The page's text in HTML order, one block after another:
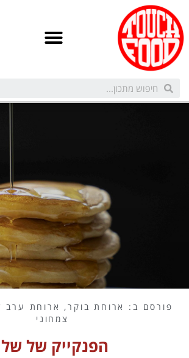
פורסם ב: ארוחת בוקר, ארוחת ערב
צמחוני
הפנקייק של